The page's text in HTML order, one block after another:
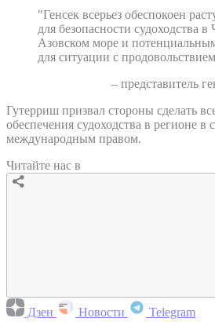
"Генсек всерьез обеспокоен
для безопасности судоходства
Азовском море и
для ситуации с
– представитель
Гутерриш призвал стороны сделать
обеспечения судоходства в регионе в
международным правом.
Читайте нас в
Дзен Новости Telegram